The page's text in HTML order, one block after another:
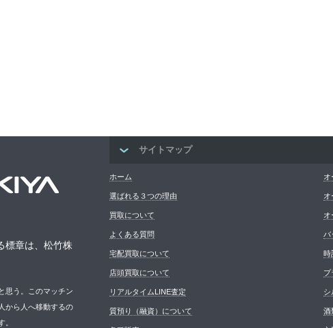
サイトマップ
ホーム
選ばれる３つの理由
買取について
よくある質問
宅配買取について
店頭買取について
リアルタイムLINE査定
質預り（融資）について
オ
オ
オ
バ
時
プ
シ
酒
標章は、松竹株
思う。このマッチン
から人へ移動するの
。